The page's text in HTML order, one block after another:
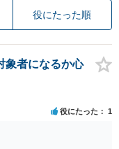
役にたった順
象者になるか心
役にたった 1